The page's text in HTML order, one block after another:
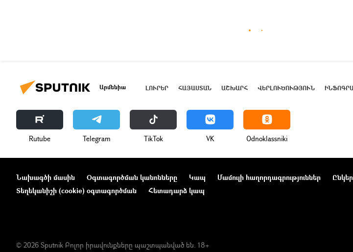
Արմենիա ԼՈՒՐԵՐ ՀԱՅԱՍՏԱՆ ԱՇԽԱՐՀ ՎԵՐԼՈՒԾՈՒԹՅՈՒՆ
Rutube Telegram ТikТоk VK Odnoklassniki
Նախագծի մասին Օգտագործման կանոնները Կապ Մամուլի հաղորդագրություններ
Տեղեկանիշի (cookie) օգտագործման
Հետադարձ կապ
© 2026 Sputnik Բոլոր իրավունքները պաշտպանված են. 18+